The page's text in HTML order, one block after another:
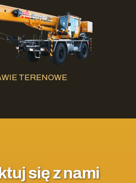
TERENOWE
się z nami